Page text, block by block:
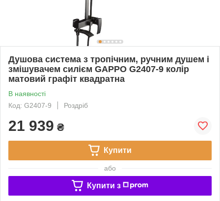
Душова система з тропічним, ручним душем і
змішувачем силієм GAPPO G2407-9 колір
матовий графіт квадратна
В наявності
Код: G2407-9
Роздріб
21 939 ₴
Купити
або
Купити з